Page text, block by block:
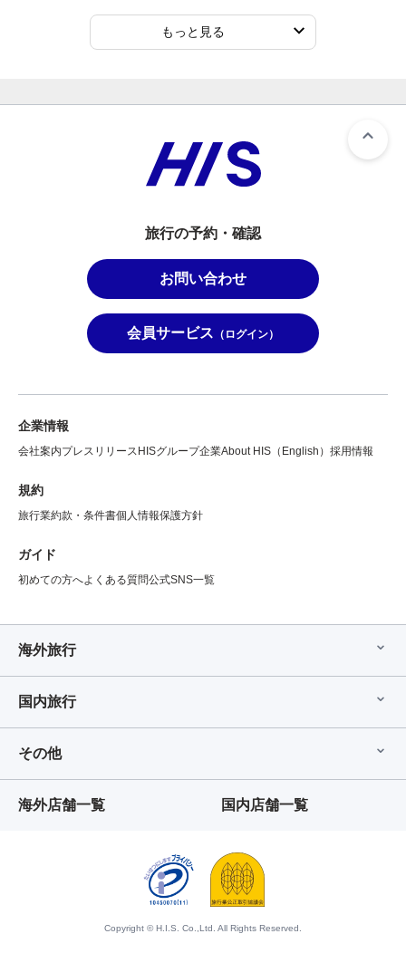
もっと見る
旅行の予約・確認
お問い合わせ
会員サービス （ログイン）
企業情報
会社案内プレスリリース HISグループ企業About HIS（English） 採用情報
規約
旅行業約款・条件書個人情報保護方針
ガイド
初めての方へよくある質問公式SNS一覧
海外旅行
国内旅行
その他
海外店舗一覧 国内店舗一覧
Copyright © H.I.S. Co.,Ltd. All Rights Reserved.